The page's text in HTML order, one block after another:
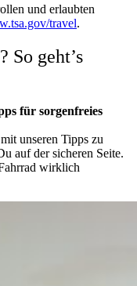
und erlaubten
travel.
So geht’s
für sorgenfreies
unseren Tipps zu
auf der sicheren Seite.
wirklich